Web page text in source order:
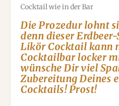
Cocktail wie in der Bar
Die Prozedur lohnt
denn dieser
Likör Cocktail kann
Cocktailbar locker
wünsche Dir viel
Zubereitung Deines
Cocktails! Prost!